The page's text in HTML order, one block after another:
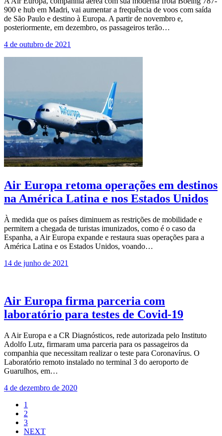
900 e hub em Madri, vai aumentar a frequência de voos com saída
de São Paulo e destino à Europa. A partir de novembro e,
posteriormente, em dezembro, os passageiros terão…
4 de outubro de 2021
Air Europa retoma operações em destinos
na América Latina e nos Estados Unidos
À medida que os países diminuem as restrições de mobilidade e
permitem a chegada de turistas imunizados, como é o caso da
Espanha, a Air Europa expande e restaura suas operações para a
América Latina e os Estados Unidos, voando…
14 de junho de 2021
Air Europa firma parceria com
laboratório para testes de Covid-19
A Air Europa e a CR Diagnósticos, rede autorizada pelo Instituto
Adolfo Lutz, firmaram uma parceria para os passageiros da
companhia que necessitam realizar o teste para Coronavírus. O
Laboratório remoto instalado no terminal 3 do aeroporto de
Guarulhos, em…
4 de dezembro de 2020
1
2
3
NEXT